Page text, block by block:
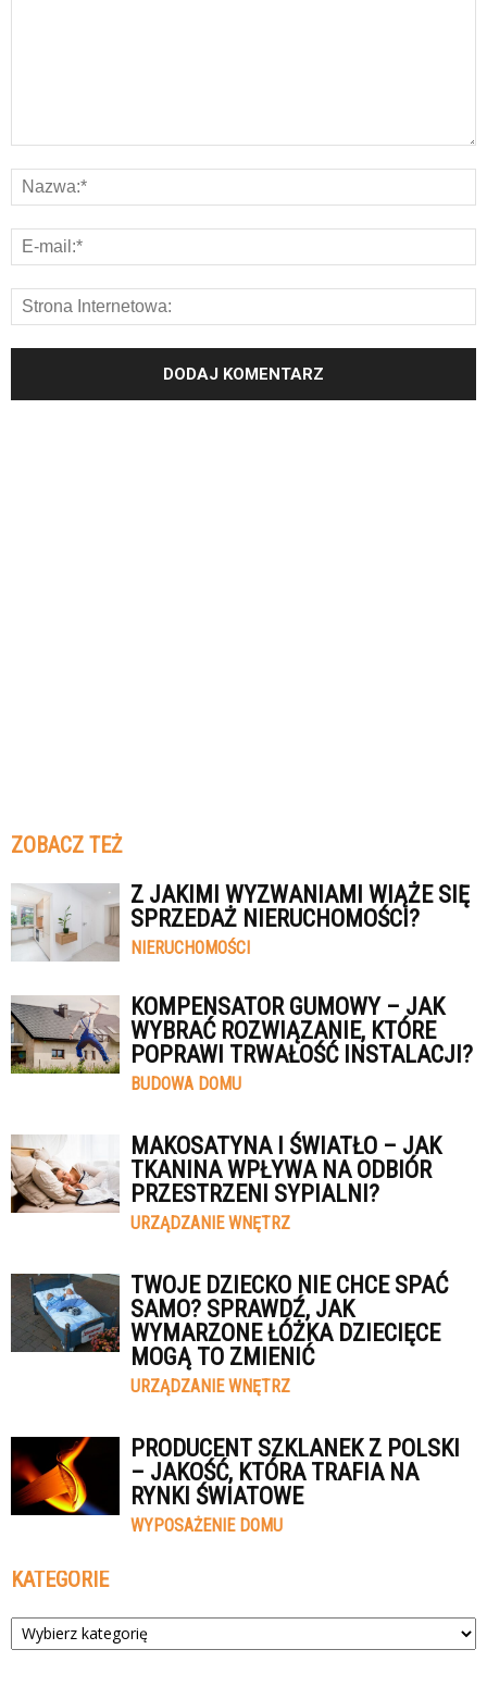
ZOBACZ TEŻ
Z JAKIMI WYZWANIAMI WIĄŻE SIĘ
SPRZEDAŻ NIERUCHOMOŚCI?
NIERUCHOMOŚCI
KOMPENSATOR GUMOWY – JAK
WYBRAĆ ROZWIĄZANIE, KTÓRE
POPRAWI TRWAŁOŚĆ INSTALACJI?
BUDOWA DOMU
MAKOSATYNA I ŚWIATŁO – JAK
TKANINA WPŁYWA NA ODBIÓR
PRZESTRZENI SYPIALNI?
URZĄDZANIE WNĘTRZ
TWOJE DZIECKO NIE CHCE SPAĆ
SAMO? SPRAWDŹ, JAK
WYMARZONE ŁÓŻKA DZIECIĘCE
MOGĄ TO ZMIENIĆ
URZĄDZANIE WNĘTRZ
PRODUCENT SZKLANEK Z POLSKI
– JAKOŚĆ, KTÓRA TRAFIA NA
RYNKI ŚWIATOWE
WYPOSAŻENIE DOMU
KATEGORIE
Kategorie